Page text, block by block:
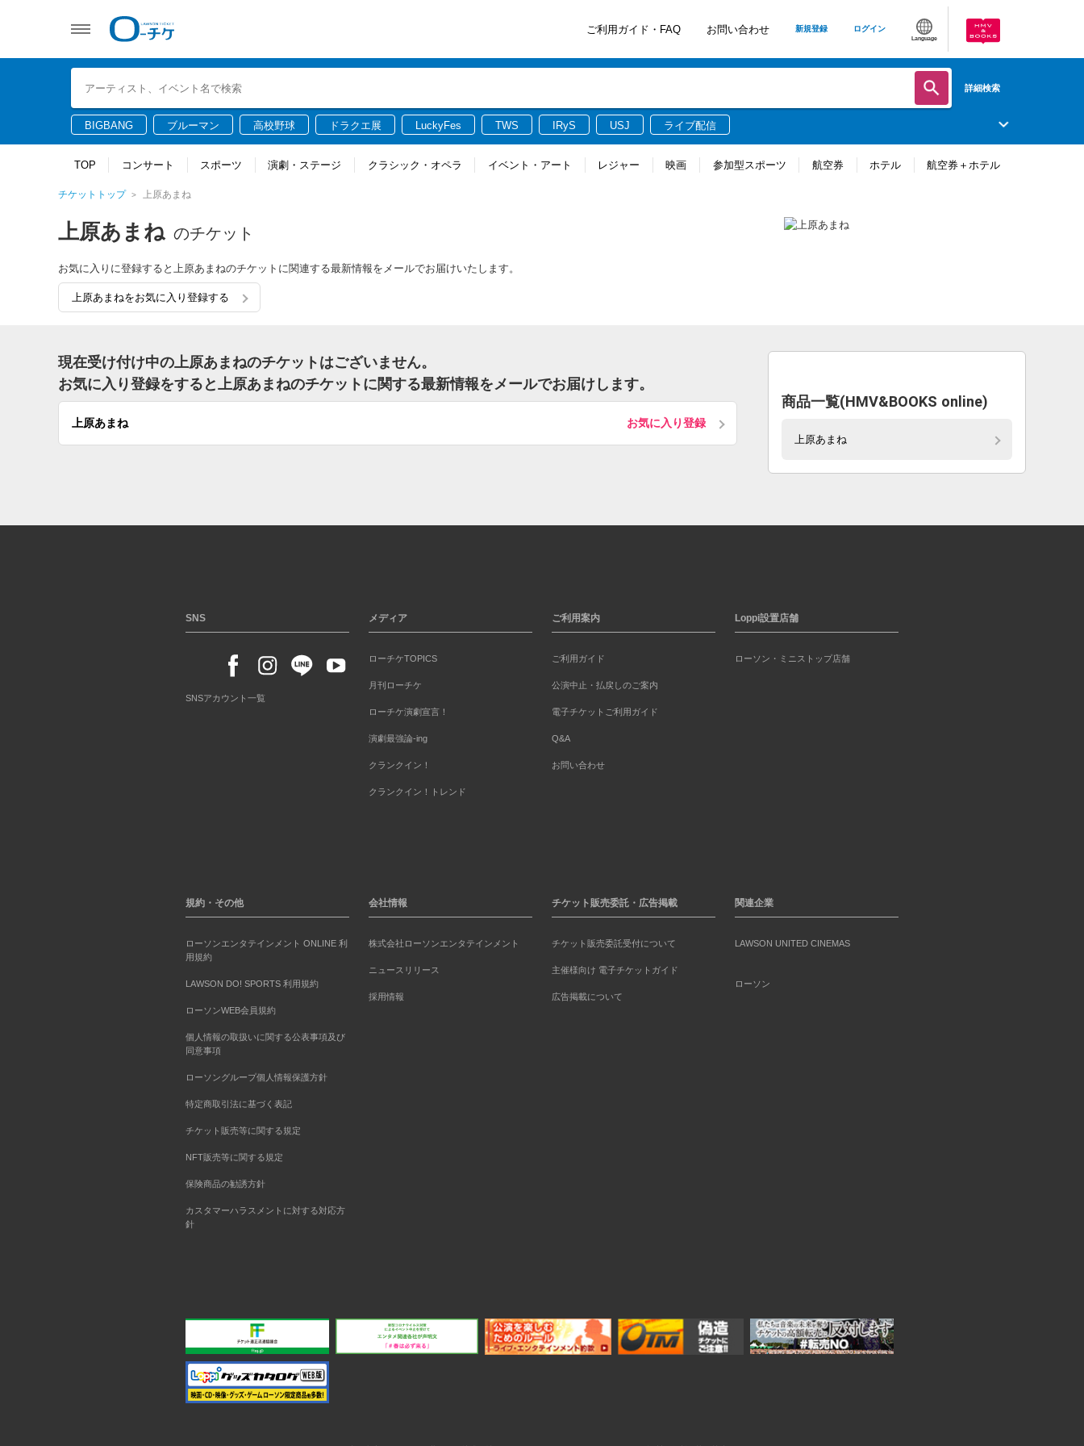
ご利用ガイド・FAQ お問い合わせ 新規登録 ログイン
Language
詳細検索
BIGBANG ブルーマン 高校野球 ドラクエ展 LuckyFes TWS IRyS USJ ライブ配信
TOP コンサート スポーツ 演劇・ステージ クラシック・オペラ イベント・アート レジャー 映画 参加型スポーツ 航空券 ホテル 航空券＋ホテル
チケットトップ 上原あまね
上原あまね のチケット
お気に入りに登録すると上原あまねのチケットに関連する最新情報をメールでお届けいたします。
上原あまねをお気に入り登録する
現在受け付け中の上原あまねのチケットはございません。
お気に入り登録をすると上原あまねのチケットに関する最新情報をメールでお届けします。
上原あまね お気に入り登録
商品一覧(HMV&BOOKS online)
上原あまね
SNS
SNSアカウント一覧
メディア
ローチケTOPICS
月刊ローチケ
ローチケ演劇宣言！
演劇最強論-ing
クランクイン！
クランクイン！トレンド
ご利用案内
ご利用ガイド
公演中止・払戻しのご案内
電子チケットご利用ガイド
Q&A
お問い合わせ
Loppi設置店舗
ローソン・ミニストップ店舗
規約・その他
ローソンエンタテインメント ONLINE 利
用規約
LAWSON DO! SPORTS 利用規約
ローソンWEB会員規約
個人情報の取扱いに関する公表事項及び
同意事項
ローソングループ個人情報保護方針
特定商取引法に基づく表記
チケット販売等に関する規定
NFT販売等に関する規定
保険商品の勧誘方針
カスタマーハラスメントに対する対応方
針
会社情報
株式会社ローソンエンタテインメント
ニュースリリース
採用情報
チケット販売委託・広告掲載
チケット販売委託受付について
主催様向け 電子チケットガイド
広告掲載について
関連企業
LAWSON UNITED CINEMAS
ローソン